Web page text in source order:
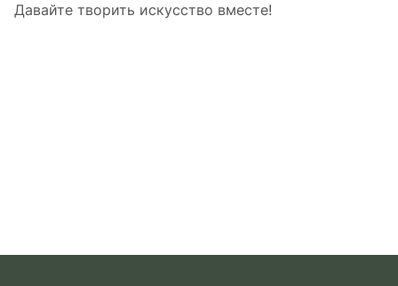
Давайте творить искусство вместе!